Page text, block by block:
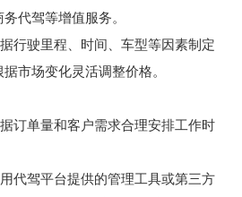
代驾等增值服务。
行驶里程、时间、车型等因素制定
市场变化灵活调整价格。
订单量和客户需求合理安排工作时
代驾平台提供的管理工具或第三方